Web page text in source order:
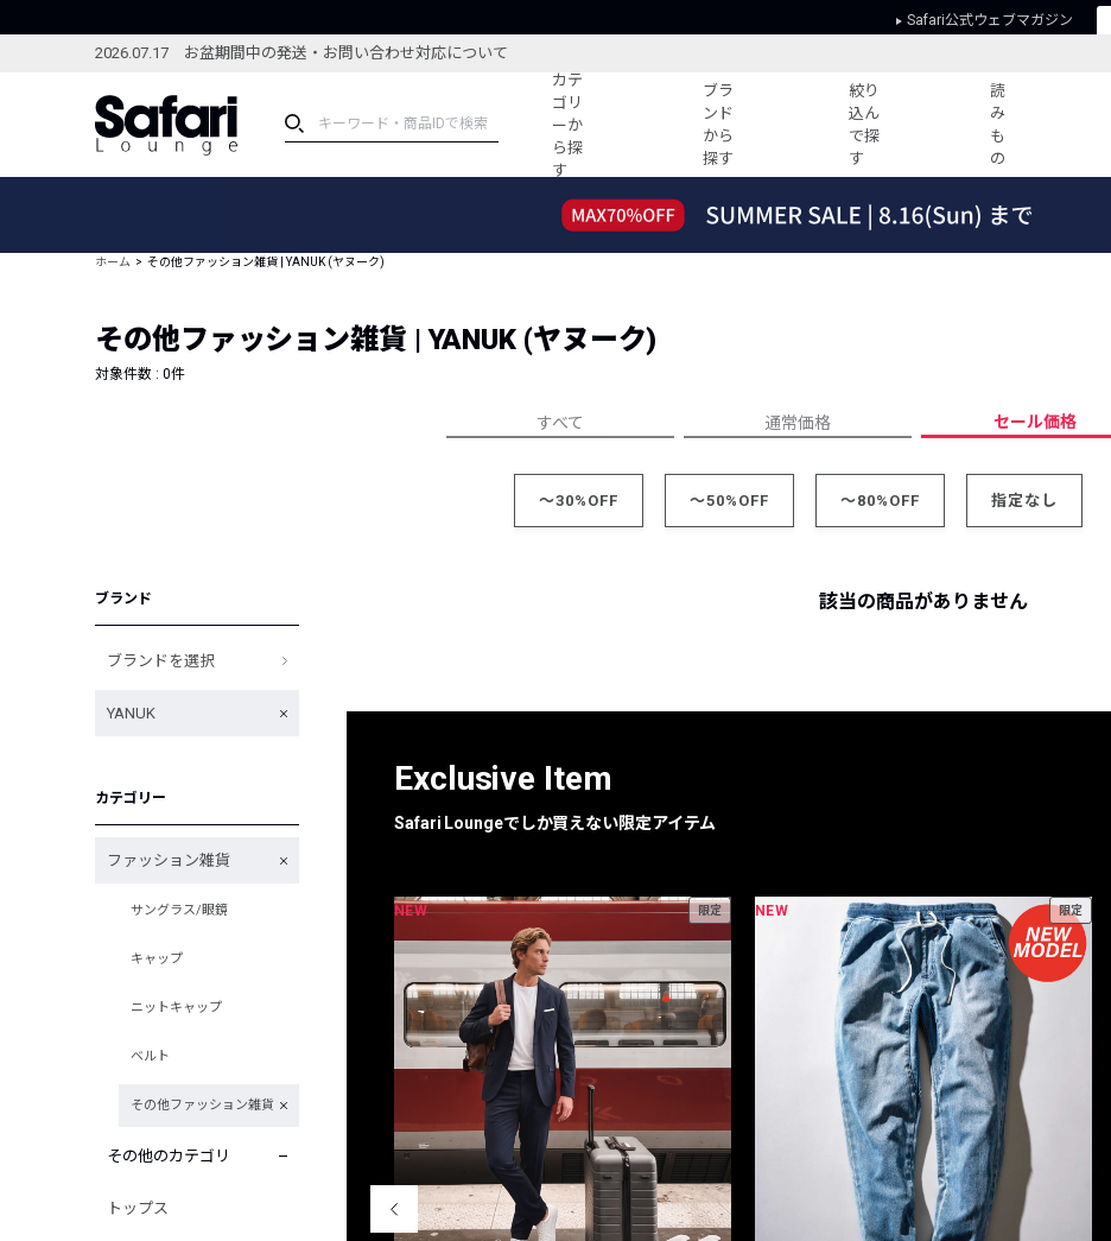
Safari公式ウェブマガジン
2026.07.17 お盆期間中の発送・お問い合わせ対応について
カテ
ゴリ
ーか
ら探
す
ブラ
ンド
から
探す
絞り
込ん
で探
す
読
み
も
の
ブランドから探す
新着アイテム
編集部のおすすめアイテム
コーディネート
すべての記事
人気記事ランキング
ウィークリーコーデ
プライバシーポリシー
ホーム その他ファッション雑貨 | YANUK (ヤヌーク)
その他ファッション雑貨 | YANUK (ヤヌーク)
対象件数 : 0件
すべて 通常価格 セール価格
～30%OFF ～50%OFF ～80%OFF 指定なし
ブランド
ブランドを選択
YANUK
カテゴリー
ファッション雑貨
サングラス/眼鏡
キャップ
ニットキャップ
ベルト
その他ファッション雑貨
その他のカテゴリ
トップス
該当の商品がありません
Exclusive Item
Safari Loungeでしか買えない限定アイテム
NEW 限定 NEW 限定